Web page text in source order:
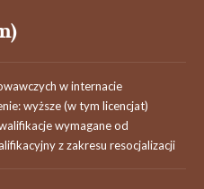
w internacie
wyższe (w tym licencjat)
wymagane od
z zakresu resocjalizacji